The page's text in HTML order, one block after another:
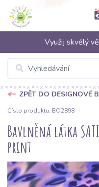
Využij skvělý
ZPĚT DO DESIGNOVÉ
Číslo produktu: BO2898
Bavlněná látka
print